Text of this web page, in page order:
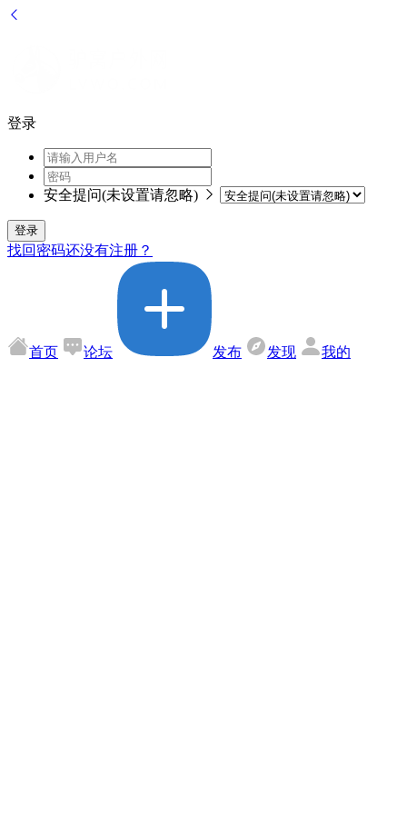
登录
安全提问(未设置请忽略)
登录
找回密码还没有注册？
首页 论坛 发布 发现 我的